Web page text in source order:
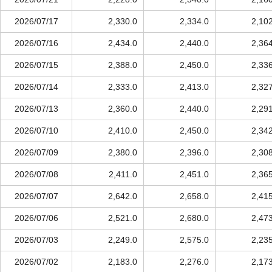
2026/07/17 2,330.0 2,334.0
2026/07/16 2,434.0 2,440.0
2026/07/15 2,388.0 2,450.0
2026/07/14 2,333.0 2,413.0
2026/07/13 2,360.0 2,440.0
2026/07/10 2,410.0 2,450.0
2026/07/09 2,380.0 2,396.0
2026/07/08 2,411.0 2,451.0
2026/07/07 2,642.0 2,658.0
2026/07/06 2,521.0 2,680.0
2026/07/03 2,249.0 2,575.0
2026/07/02 2,183.0 2,276.0